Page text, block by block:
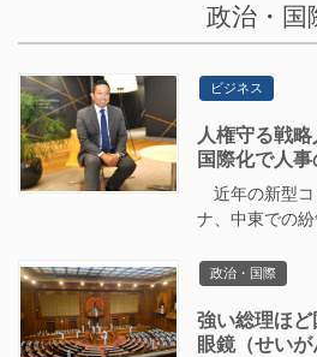
政治・国
ビジネス
人権守る戦
国際化で人
近年の新型コ
ナ、中東での
政治・国際
強い総理ほ
眼鏡（せい